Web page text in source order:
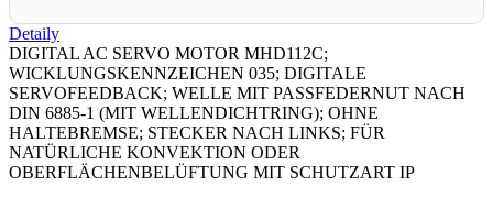
Detaily
DIGITAL AC SERVO MOTOR MHD112C;
WICKLUNGSKENNZEICHEN 035; DIGITALE
SERVOFEEDBACK; WELLE MIT PASSFEDERNUT NACH
DIN 6885-1 (MIT WELLENDICHTRING); OHNE
HALTEBREMSE; STECKER NACH LINKS; FÜR
NATÜRLICHE KONVEKTION ODER
OBERFLÄCHENBELÜFTUNG MIT SCHUTZART IP